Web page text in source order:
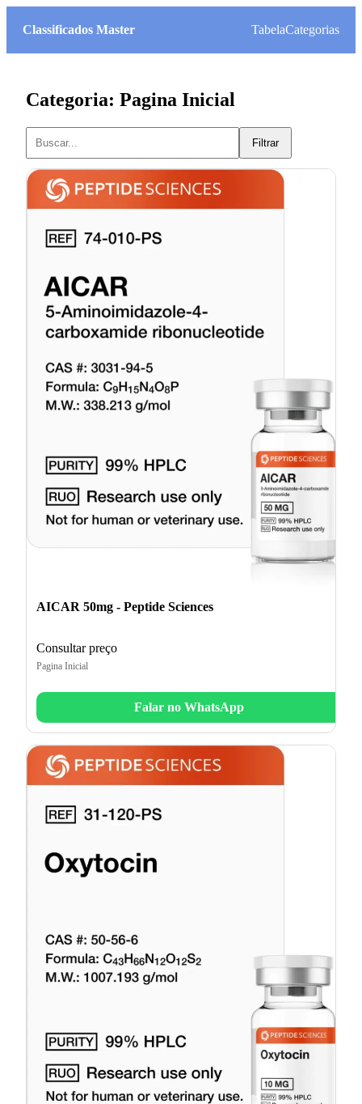
Classificados Master TabelaCategorias
Categoria: Pagina Inicial
Filtrar
AICAR 50mg - Peptide Sciences
Consultar preço
Pagina Inicial
Falar no WhatsApp